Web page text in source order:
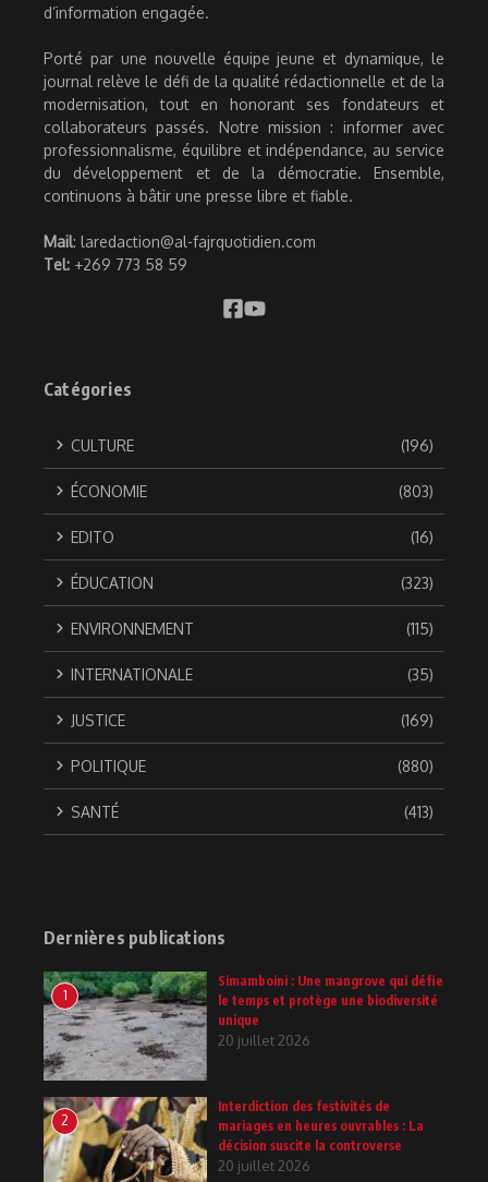
d’information engagée.
Porté par une nouvelle équipe jeune et dynamique, le
journal relève le défi de la qualité rédactionnelle et de la
modernisation, tout en honorant ses fondateurs et
collaborateurs passés. Notre mission : informer avec
professionnalisme, équilibre et indépendance, au service
du développement et de la démocratie. Ensemble,
continuons à bâtir une presse libre et fiable.
Mail: laredaction@al-fajrquotidien.com
Tel: +269 773 58 59
Catégories
CULTURE (196)
ÉCONOMIE (803)
EDITO (16)
ÉDUCATION (323)
ENVIRONNEMENT (115)
INTERNATIONALE (35)
JUSTICE (169)
POLITIQUE (880)
SANTÉ (413)
Dernières publications
1
Simamboini : Une mangrove qui défie
le temps et protège une biodiversité
unique
20 juillet 2026
2
Interdiction des festivités de
mariages en heures ouvrables : La
décision suscite la controverse
20 juillet 2026